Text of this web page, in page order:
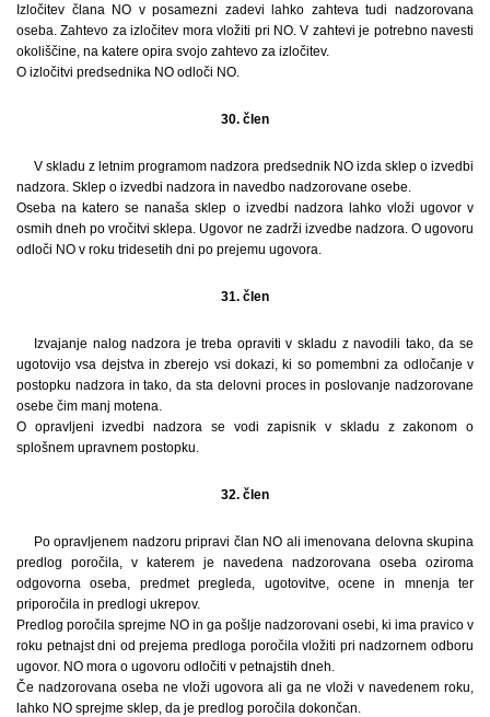
Izločitev člana NO v posamezni zadevi lahko zahteva tudi nadzorovana
oseba. Zahtevo za izločitev mora vložiti pri NO. V zahtevi je potrebno navesti
okoliščine, na katere opira svojo zahtevo za izločitev.
O izločitvi predsednika NO odloči NO.
30. člen
V skladu z letnim programom nadzora predsednik NO izda sklep o izvedbi
nadzora. Sklep o izvedbi nadzora in navedbo nadzorovane osebe.
Oseba na katero se nanaša sklep o izvedbi nadzora lahko vloži ugovor v
osmih dneh po vročitvi sklepa. Ugovor ne zadrži izvedbe nadzora. O ugovoru
odloči NO v roku tridesetih dni po prejemu ugovora.
31. člen
Izvajanje nalog nadzora je treba opraviti v skladu z navodili tako, da se
ugotovijo vsa dejstva in zberejo vsi dokazi, ki so pomembni za odločanje v
postopku nadzora in tako, da sta delovni proces in poslovanje nadzorovane
osebe čim manj motena.
O opravljeni izvedbi nadzora se vodi zapisnik v skladu z zakonom o
splošnem upravnem postopku.
32. člen
Po opravljenem nadzoru pripravi član NO ali imenovana delovna skupina
predlog poročila, v katerem je navedena nadzorovana oseba oziroma
odgovorna oseba, predmet pregleda, ugotovitve, ocene in mnenja ter
priporočila in predlogi ukrepov.
Predlog poročila sprejme NO in ga pošlje nadzorovani osebi, ki ima pravico v
roku petnajst dni od prejema predloga poročila vložiti pri nadzornem odboru
ugovor. NO mora o ugovoru odločiti v petnajstih dneh.
Če nadzorovana oseba ne vloži ugovora ali ga ne vloži v navedenem roku,
lahko NO sprejme sklep, da je predlog poročila dokončan.